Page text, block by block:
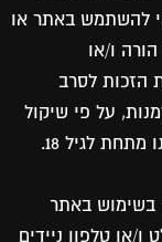
להשתמש באתר או
ו/או
הזכות לסרב
על פי שיקול
לגיל 18.
בשימוש באתר
או טלפון ניידים